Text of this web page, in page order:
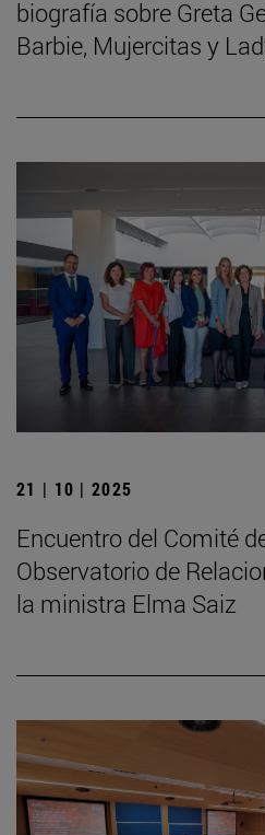
biografía sobre Greta
Barbie, Mujercitas y
21 | 10 | 2025
Encuentro del Comité
Observatorio de
la ministra Elma Saiz